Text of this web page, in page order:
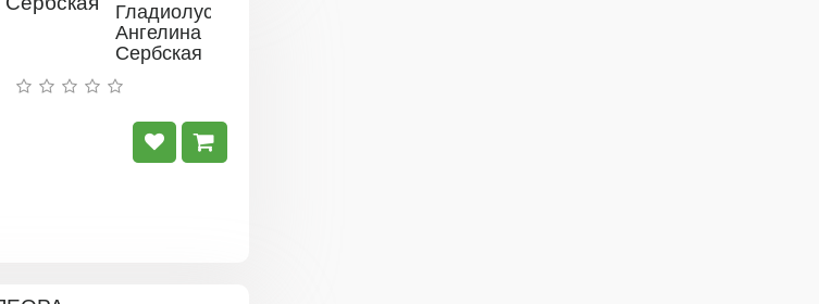
Гладиолус
Ангелина
Сербская